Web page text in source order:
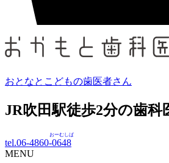
おとなとこどもの歯医者さん
JR吹田駅徒歩2分の歯科
tel.06-4860-0648
おーむしば
MENU